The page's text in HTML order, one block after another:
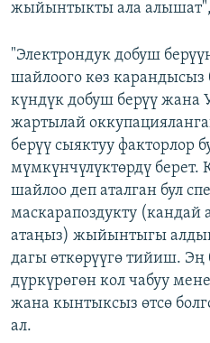
жыйынтыкты ала
"Электрондук добуш
шайлоого көз
күндүк добуш берүү
жартылай
берүү сыяктуу факторлор
мүмкүнчүлүктөрдү
шайлоо деп аталган бул
маскарапоздукту (кандай
атаңыз) жыйынтыгы алдын
дагы өткөрүүгө тийиш.
дүркүрөгөн кол чабуу
жана кынтыксыз өтсө
ал.